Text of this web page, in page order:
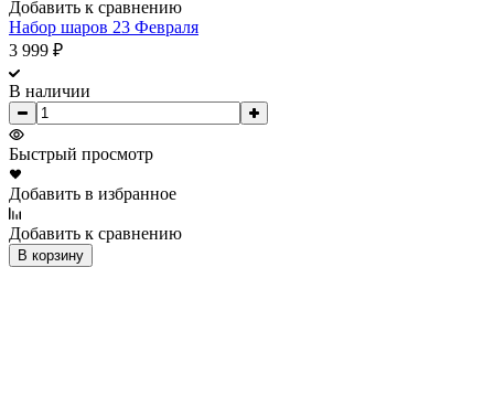
Добавить к сравнению
Набор шаров 23 Февраля
3 999 ₽
В наличии
Быстрый просмотр
Добавить в избранное
Добавить к сравнению
В корзину